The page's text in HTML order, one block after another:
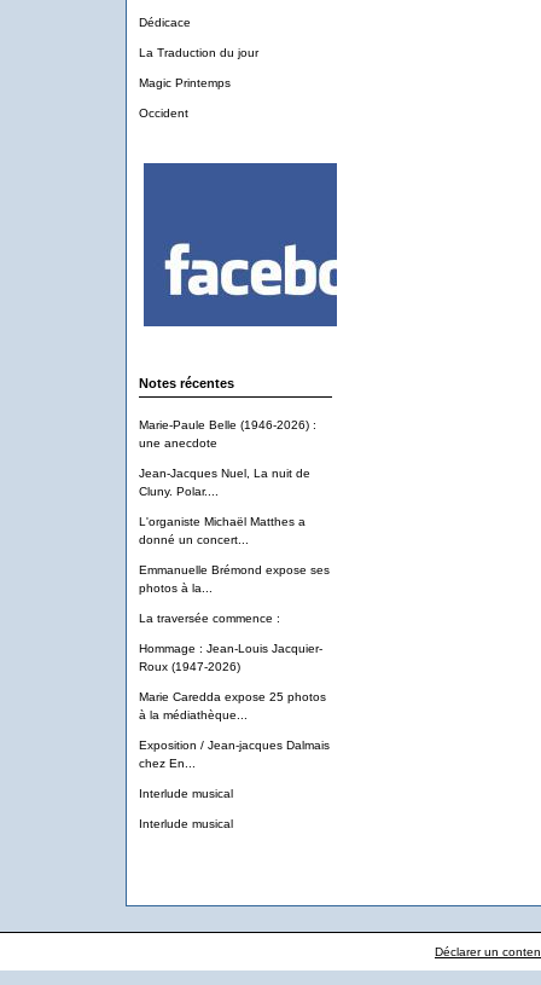
Dédicace
La Traduction du jour
Magic Printemps
Occident
Notes récentes
Marie-Paule Belle (1946-2026) :
une anecdote
Jean-Jacques Nuel, La nuit de
Cluny. Polar....
L'organiste Michaël Matthes a
donné un concert...
Emmanuelle Brémond expose ses
photos à la...
La traversée commence :
Hommage : Jean-Louis Jacquier-
Roux (1947-2026)
Marie Caredda expose 25 photos
à la médiathèque...
Exposition / Jean-jacques Dalmais
chez En...
Interlude musical
Interlude musical
Déclarer un